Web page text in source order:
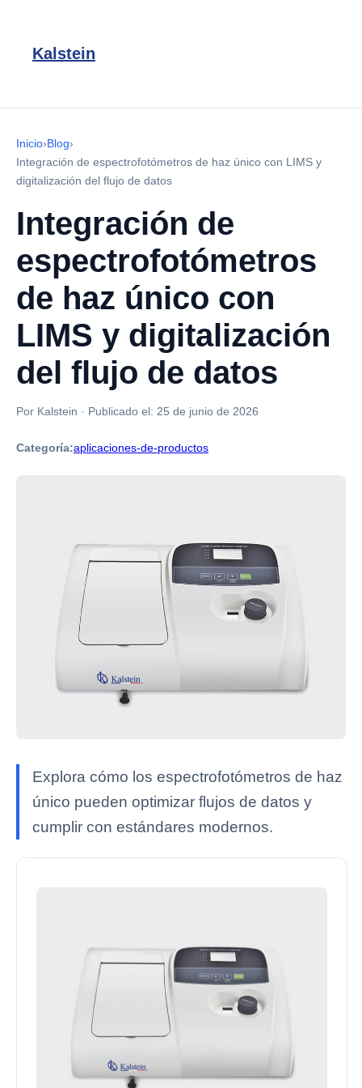
Kalstein
Inicio›Blog›
Integración de espectrofotómetros de haz único con LIMS y
digitalización del flujo de datos
Integración de
espectrofotómetros
de haz único con
LIMS y digitalización
del flujo de datos
Por Kalstein · Publicado el: 25 de junio de 2026
Categoría:aplicaciones-de-productos
Explora cómo los espectrofotómetros de haz
único pueden optimizar flujos de datos y
cumplir con estándares modernos.